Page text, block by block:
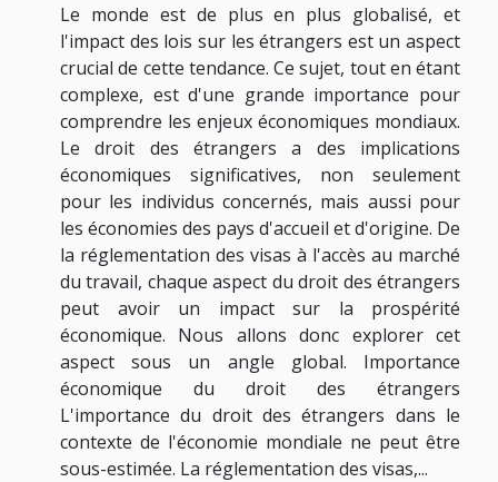
Le monde est de plus en plus globalisé, et
l'impact des lois sur les étrangers est un aspect
crucial de cette tendance. Ce sujet, tout en étant
complexe, est d'une grande importance pour
comprendre les enjeux économiques mondiaux.
Le droit des étrangers a des implications
économiques significatives, non seulement
pour les individus concernés, mais aussi pour
les économies des pays d'accueil et d'origine. De
la réglementation des visas à l'accès au marché
du travail, chaque aspect du droit des étrangers
peut avoir un impact sur la prospérité
économique. Nous allons donc explorer cet
aspect sous un angle global. Importance
économique du droit des étrangers
L'importance du droit des étrangers dans le
contexte de l'économie mondiale ne peut être
sous-estimée. La réglementation des visas,...